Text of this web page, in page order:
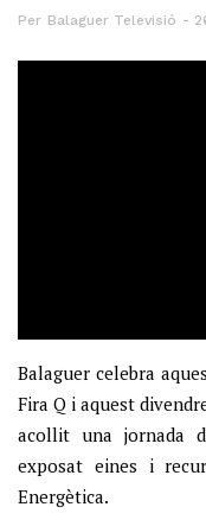
Per Balaguer Televisió
Balaguer celebra
Fira Q i aquest
acollit una jornada
exposat eines i
Energètica.